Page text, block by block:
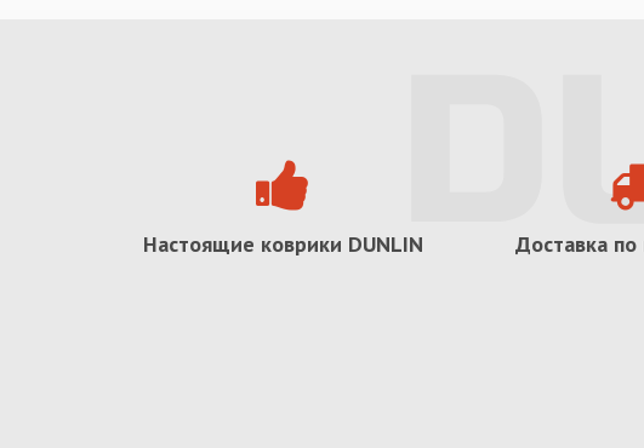
Настоящие коврики DUNLIN Доставка по